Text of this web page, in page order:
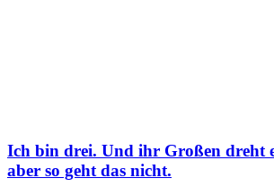
Ich bin drei. Und ihr Großen dreht
aber so geht das nicht.